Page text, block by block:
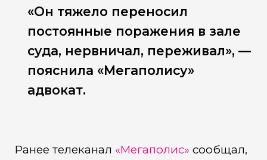
«Он тяжело переносил
постоянные поражения в зале
суда, нервничал, переживал», —
пояснила «Мегаполису»
адвокат.
Ранее телеканал «Мегаполис» сообщал,